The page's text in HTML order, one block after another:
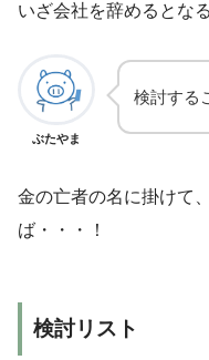
いざ会社を辞めるとな
ぶたやま
検討する
金の亡者の名に掛けて
ば・・・！
検討リスト